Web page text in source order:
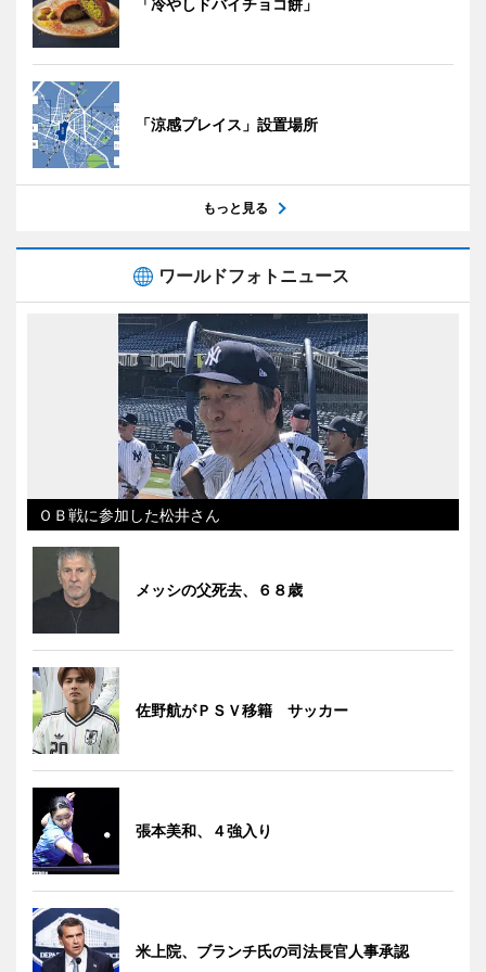
「涼感プレイス」設置場所
もっと見る
ワールドフォトニュース
ＯＢ戦に参加した松井さん
メッシの父死去、６８歳
佐野航がＰＳＶ移籍 サッカー
張本美和、４強入り
米上院、ブランチ氏の司法長官人事承認